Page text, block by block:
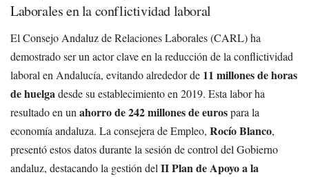
Laborales en la conflictividad laboral
El Consejo Andaluz de Relaciones Laborales (CARL) ha
demostrado ser un actor clave en la reducción de la conflictividad
laboral en Andalucía, evitando alrededor de 11 millones de horas
de huelgadesde su establecimiento en 2019. Esta labor ha
resultado en un ahorro de 242 millones de eurospara la
economía andaluza. La consejera de Empleo, Rocío Blanco,
presentó estos datos durante la sesión de control del Gobierno
andaluz, destacando la gestión del II Plan de Apoyo a la